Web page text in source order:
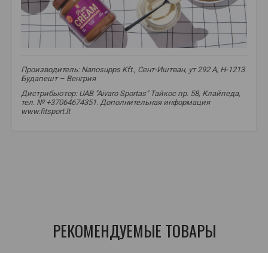
Производитель: Nanosupps Kft., Сент-Иштван, ут 292 A, H-1213
Будапешт – Венгрия
Дистрибьютор: UAB "Aivaro Sportas" Тайкос пр. 58, Клайпеда,
тел. № +37064674351. Дополнительная информация
www.fitsport.lt​
РЕКОМЕНДУЕМЫЕ ТОВАРЫ